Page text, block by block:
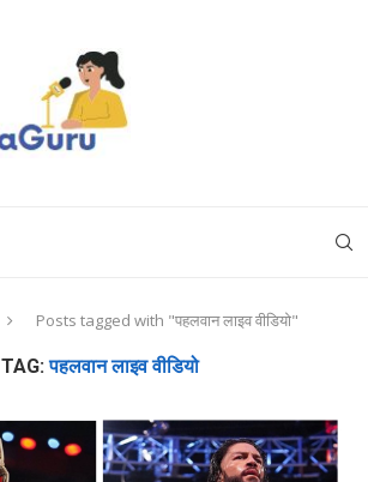
Posts tagged with "पहलवान लाइव वीडियो"
TAG:पहलवान लाइव वीडियो